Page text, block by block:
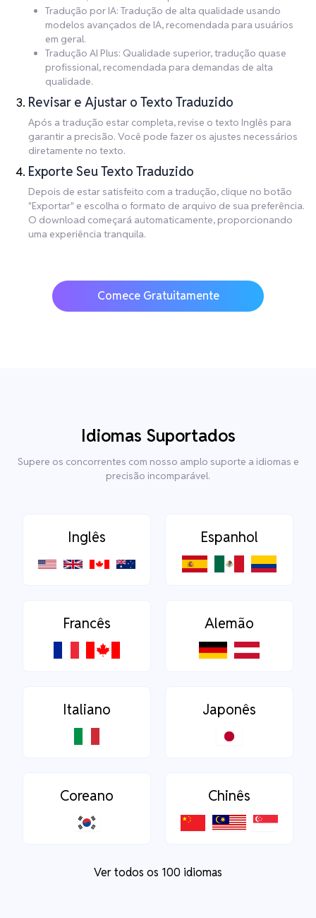
Tradução por IA: Tradução de alta qualidade usando
modelos avançados de IA, recomendada para usuários
em geral.
Tradução AI Plus: Qualidade superior, tradução quase
profissional, recomendada para demandas de alta
qualidade.
Revisar e Ajustar o Texto Traduzido
Após a tradução estar completa, revise o texto Inglês para
garantir a precisão. Você pode fazer os ajustes necessários
diretamente no texto.
Exporte Seu Texto Traduzido
Depois de estar satisfeito com a tradução, clique no botão
"Exportar" e escolha o formato de arquivo de sua preferência.
O download começará automaticamente, proporcionando
uma experiência tranquila.
Comece Gratuitamente
Idiomas Suportados
Supere os concorrentes com nosso amplo suporte a idiomas e
precisão incomparável.
Inglês Espanhol
Francês Alemão
Italiano Japonês
Coreano Chinês
Ver todos os 100 idiomas